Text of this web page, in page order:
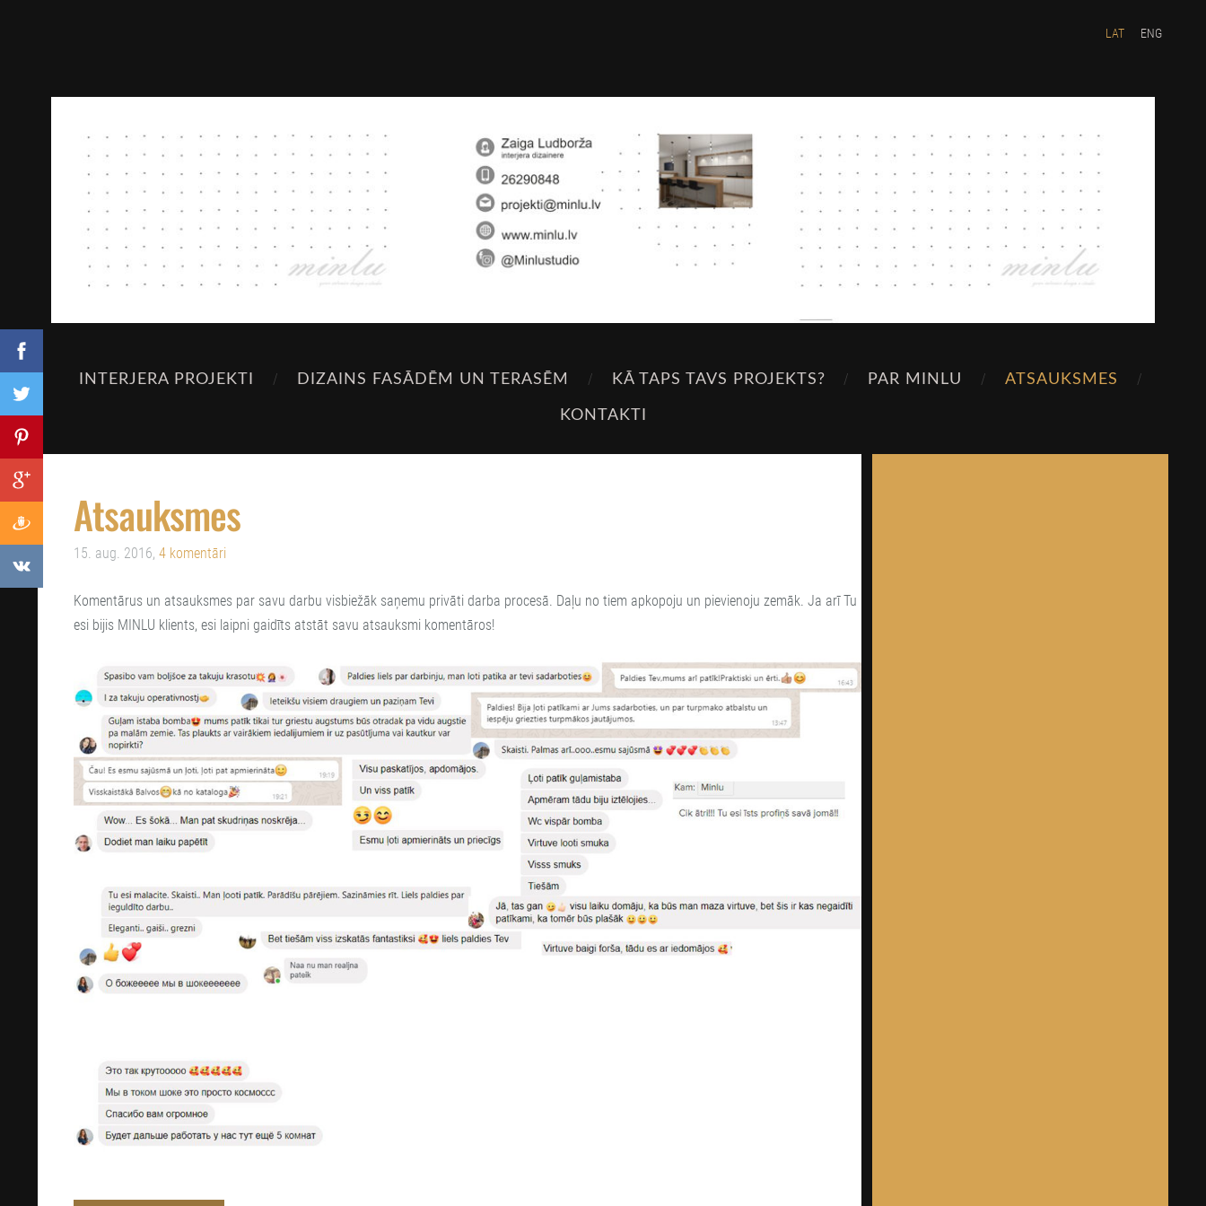
INTERJERA PROJEKTI DIZAINS FASĀDĒM UN TERASĒM KĀ TAPS TAVS PROJEKTS? PAR MINLU
ATSAUKSMES
KONTAKTI
LAT ENG
Atsauksmes
15. aug. 2016, 4 komentāri
Komentārus un atsauksmes par savu darbu visbiežāk saņemu privāti darba procesā. Daļu no tiem apkopoju un pievienoju zemāk. Ja arī Tu
esi bijis MINLU klients, esi laipni gaidīts atstāt savu atsauksmi komentāros!